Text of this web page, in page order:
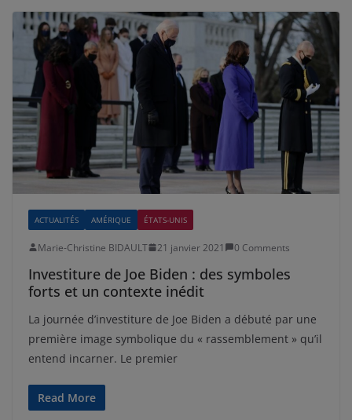
ACTUALITÉS AMÉRIQUE ÉTATS-UNIS
Marie-Christine BIDAULT 21 janvier 2021 0 Comments
Investiture de Joe Biden : des symboles
forts et un contexte inédit
La journée d’investiture de Joe Biden a débuté par une
première image symbolique du « rassemblement » qu’il
entend incarner. Le premier
Read More